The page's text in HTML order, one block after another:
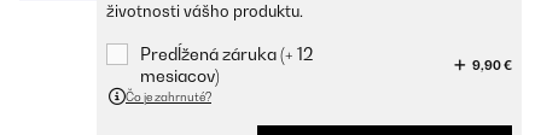
životnosti vášho produktu.
Predĺžená záruka (+ 12
mesiacov)
9,90 €
Čo je zahrnuté?